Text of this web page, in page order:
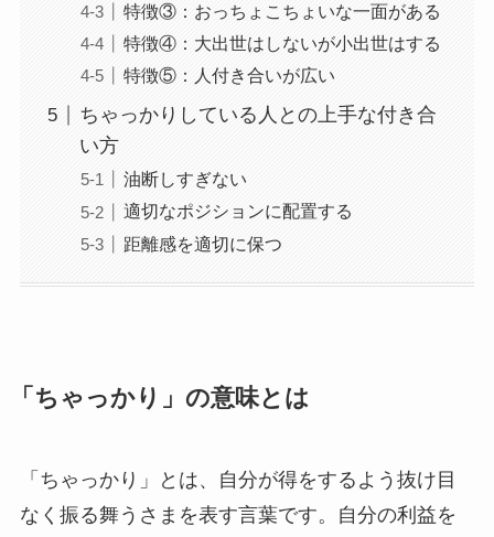
特徴③：おっちょこちょいな一面がある
特徴④：大出世はしないが小出世はする
特徴⑤：人付き合いが広い
ちゃっかりしている人との上手な付き合
い方
油断しすぎない
適切なポジションに配置する
距離感を適切に保つ
「ちゃっかり」の意味とは
「ちゃっかり」とは、自分が得をするよう抜け目
なく振る舞うさまを表す言葉です。自分の利益を